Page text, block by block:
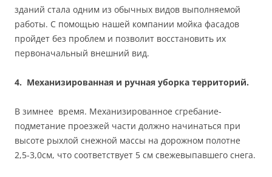
зданий стала одним из обычных видов выполняемой
работы. С помощью нашей компании мойка фасадов
пройдет без проблем и позволит восстановить их
первоначальный внешний вид.
4. Механизированная и ручная уборка территорий.
В зимнее время. Механизированное сгребание-
подметание проезжей части должно начинаться при
высоте рыхлой снежной массы на дорожном полотне
2,5-3,0см, что соответствует 5 см свежевыпавшего снега.